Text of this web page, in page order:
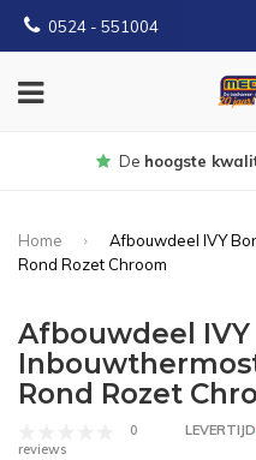
0524 - 551004
Gratis
Home
Afbouwdeel IVY
Rond Rozet Chroom
Afbouwdeel IVY
Rond Rozet
0
reviews
LEVERTIJD